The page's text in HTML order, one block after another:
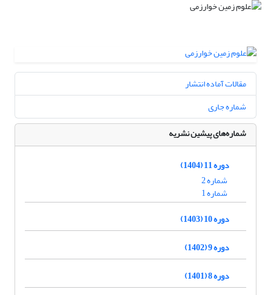
مقالات آماده انتشار
شماره جاری
شماره‌های پیشین نشریه
دوره 11 (1404)
شماره 2
شماره 1
دوره 10 (1403)
دوره 9 (1402)
دوره 8 (1401)